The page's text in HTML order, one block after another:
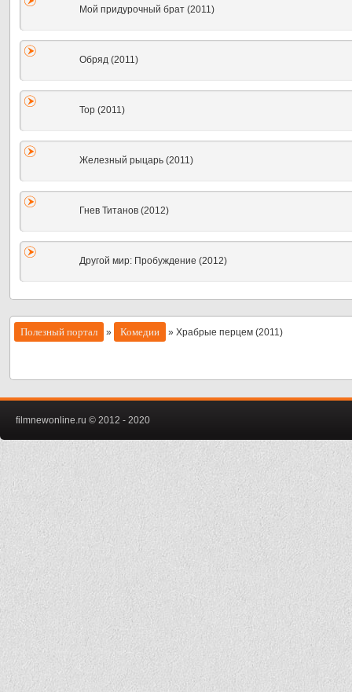
Мой придурочный брат (2011)
Обряд (2011)
Тор (2011)
Железный рыцарь (2011)
Гнев Титанов (2012)
Другой мир: Пробуждение (2012)
Полезный портал » Комедии » Храбрые перцем (2011)
filmnewonline.ru © 2012 - 2020